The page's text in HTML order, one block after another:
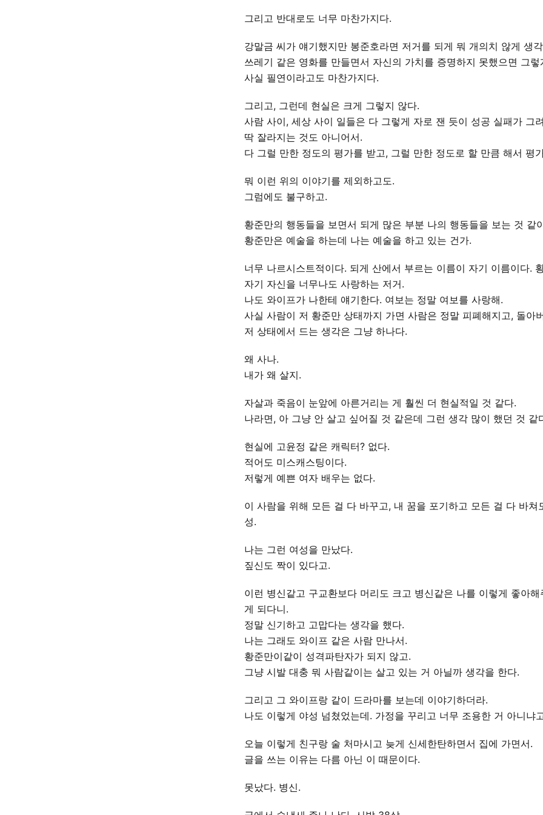
그리고 반대로도 너무 마찬가지다.
강말금 씨가 얘기했지만 봉준호라면 저거를 되게 뭐 개의치 않게 생
쓰레기 같은 영화를 만들면서 자신의 가치를 증명하지 못했으면 그
사실 필연이라고도 마찬가지다.
그리고, 그런데 현실은 크게 그렇지 않다.
사람 사이, 세상 사이 일들은 다 그렇게 자로 잰 듯이 성공 실패가 그
딱 잘라지는 것도 아니어서.
다 그럴 만한 정도의 평가를 받고, 그럴 만한 정도로 할 만큼 해서 평
뭐 이런 위의 이야기를 제외하고도.
그럼에도 불구하고.
황준만의 행동들을 보면서 되게 많은 부분 나의 행동들을 보는 것 같
황준만은 예술을 하는데 나는 예술을 하고 있는 건가.
너무 나르시스트적이다. 되게 산에서 부르는 이름이 자기 이름이다.
자기 자신을 너무나도 사랑하는 저거.
나도 와이프가 나한테 얘기한다. 여보는 정말 여보를 사랑해.
사실 사람이 저 황준만 상태까지 가면 사람은 정말 피폐해지고, 돌아
저 상태에서 드는 생각은 그냥 하나다.
왜 사나.
내가 왜 살지.
자살과 죽음이 눈앞에 아른거리는 게 훨씬 더 현실적일 것 같다.
나라면, 아 그냥 안 살고 싶어질 것 같은데 그런 생각 많이 했던 것 같
현실에 고윤정 같은 캐릭터? 없다.
적어도 미스캐스팅이다.
저렇게 예쁜 여자 배우는 없다.
이 사람을 위해 모든 걸 다 바꾸고, 내 꿈을 포기하고 모든 걸 다 바쳐
성.
나는 그런 여성을 만났다.
짚신도 짝이 있다고.
이런 병신같고 구교환보다 머리도 크고 병신같은 나를 이렇게 좋아
게 되다니.
정말 신기하고 고맙다는 생각을 했다.
나는 그래도 와이프 같은 사람 만나서.
황준만이같이 성격파탄자가 되지 않고.
그냥 시발 대충 뭐 사람같이는 살고 있는 거 아닐까 생각을 한다.
그리고 그 와이프랑 같이 드라마를 보는데 이야기하더라.
나도 이렇게 야성 넘쳤었는데. 가정을 꾸리고 너무 조용한 거 아니냐
오늘 이렇게 친구랑 술 처마시고 늦게 신세한탄하면서 집에 가면서.
글을 쓰는 이유는 다름 아닌 이 때문이다.
못났다. 병신.